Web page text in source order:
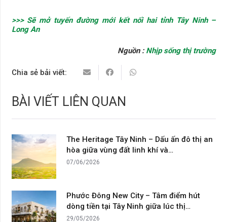
>>> Sẽ mở tuyến đường mới kết nối hai tỉnh Tây Ninh –
Long An
Nguồn : Nhịp sống thị trường
Chia sẻ bải viết:
BÀI VIẾT LIÊN QUAN
The Heritage Tây Ninh – Dấu ấn đô thị an
hòa giữa vùng đất linh khí và…
07/06/2026
Phước Đông New City – Tâm điểm hút
dòng tiền tại Tây Ninh giữa lúc thị…
29/05/2026